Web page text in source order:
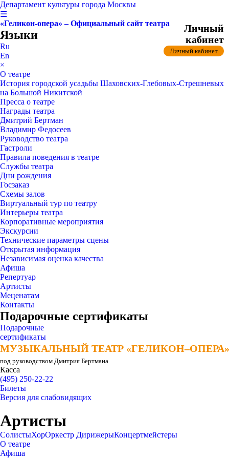
Департамент культуры города Москвы
☰
«Геликон-опера» – Официальный сайт театра
Языки
Ru
En
×
О театре
История городской усадьбы Шаховских-Глебовых-Стрешневых
на Большой Никитской
Пресса о театре
Награды театра
Дмитрий Бертман
Владимир Федосеев
Руководство театра
Гастроли
Правила поведения в театре
Службы театра
Дни рождения
Госзаказ
Схемы залов
Виртуальный тур по театру
Интерьеры театра
Корпоративные мероприятия
Экскурсии
Технические параметры сцены
Открытая информация
Независимая оценка качества
Афиша
Репертуар
Артисты
Меценатам
Контакты
Подарочные сертификаты
Подарочные
сертификаты
МУЗЫКАЛЬНЫЙ ТЕАТР «ГЕЛИКОН–ОПЕРА»
МУЗЫКАЛЬНЫЙ ТЕАТР «ГЕЛИКОН–ОПЕРА»
под руководством Дмитрия Бертмана
Касса
(495) 250-22-22
Личный
кабинет
Личный кабинет
Билеты
Версия для слабовидящих
Артисты
СолистыХорОркестр ДирижерыКонцертмейстеры
О театре
Афиша